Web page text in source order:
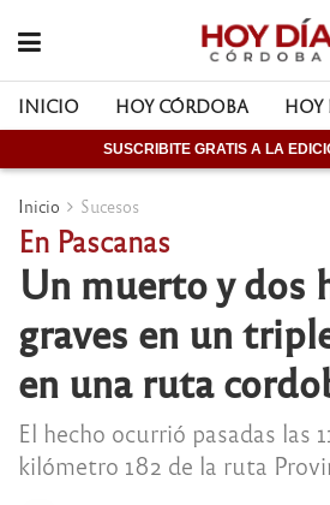
INICIO HOY CÓRDOBA HOY
SUSCRIBITE GRATIS A LA
Inicio Sucesos
En Pascanas
Un muerto y dos
graves en un
en una ruta
El hecho ocurrió pasadas las
kilómetro 182 de la ruta